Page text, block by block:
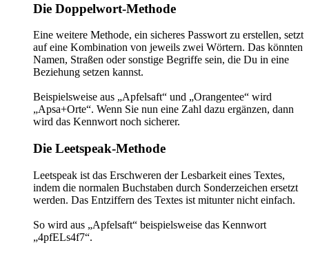
Die Doppelwort-Methode
Eine weitere Methode, ein sicheres Passwort zu erstellen, setzt
auf eine Kombination von jeweils zwei Wörtern. Das könnten
Namen, Straßen oder sonstige Begriffe sein, die Du in eine
Beziehung setzen kannst.
Beispielsweise aus „Apfelsaft“ und „Orangentee“ wird
„Apsa+Orte“. Wenn Sie nun eine Zahl dazu ergänzen, dann
wird das Kennwort noch sicherer.
Die Leetspeak-Methode
Leetspeak ist das Erschweren der Lesbarkeit eines Textes,
indem die normalen Buchstaben durch Sonderzeichen ersetzt
werden. Das Entziffern des Textes ist mitunter nicht einfach.
So wird aus „Apfelsaft“ beispielsweise das Kennwort
„4pfELs4f7“.